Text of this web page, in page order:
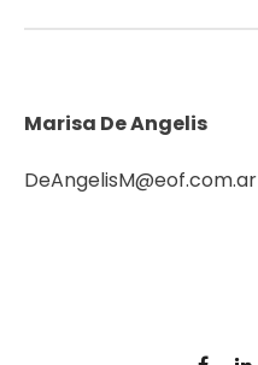
Marisa De Angelis
DeAngelisM@eof.com.ar